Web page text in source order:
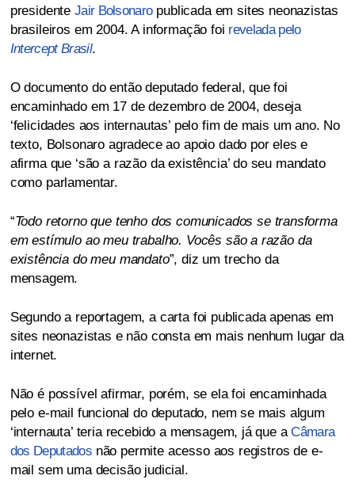
presidente Jair Bolsonaropublicada em sites neonazistas
brasileiros em 2004. A informação foi revelada pelo
Intercept Brasil.
O documento do então deputado federal, que foi
encaminhado em 17 de dezembro de 2004, deseja
‘felicidades aos internautas’ pelo fim de mais um ano. No
texto, Bolsonaro agradece ao apoio dado por eles e
afirma que ‘são a razão da existência’ do seu mandato
como parlamentar.
“Todo retorno que tenho dos comunicados se transforma
em estímulo ao meu trabalho. Vocês são a razão da
existência do meu mandato”, diz um trecho da
mensagem.
Segundo a reportagem, a carta foi publicada apenas em
sites neonazistas e não consta em mais nenhum lugar da
internet.
Não é possível afirmar, porém, se ela foi encaminhada
pelo e-mail funcional do deputado, nem se mais algum
‘internauta’ teria recebido a mensagem, já que aCâmara
dos Deputadosnão permite acesso aos registros de e-
mail sem uma decisão judicial.